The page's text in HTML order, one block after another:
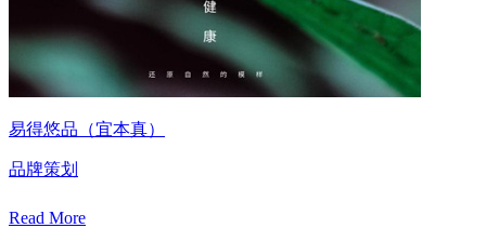
易得悠品（宜本真）
品牌策划
Read More